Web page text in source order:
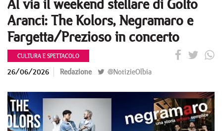
Aranci: The Kolors, Negramaro e
Fargetta/Prezioso in concerto
CULTURA E SPETTACOLO
26/06/2026 Redazione @NotizieOlbia